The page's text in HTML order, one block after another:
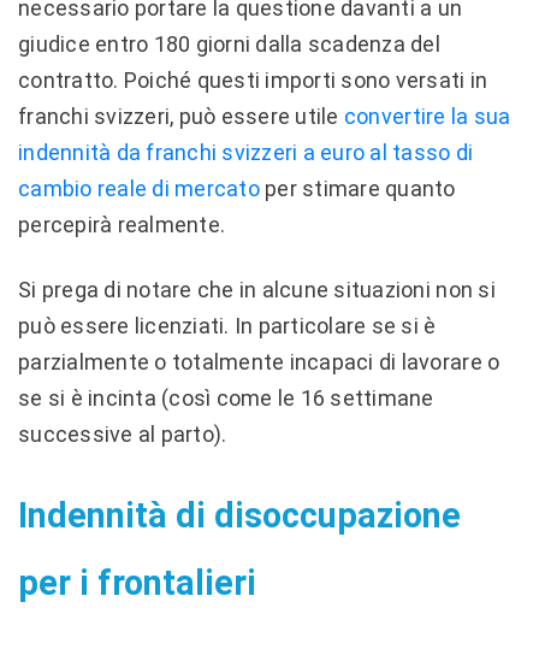
necessario portare la questione davanti a un
giudice entro 180 giorni dalla scadenza del
contratto. Poiché questi importi sono versati in
franchi svizzeri, può essere utile convertire la sua
indennità da franchi svizzeri a euro al tasso di
cambio reale di mercatoper stimare quanto
percepirà realmente.
Si prega di notare che in alcune situazioni non si
può essere licenziati. In particolare se si è
parzialmente o totalmente incapaci di lavorare o
se si è incinta (così come le 16 settimane
successive al parto).
Indennità di disoccupazione
per i frontalieri